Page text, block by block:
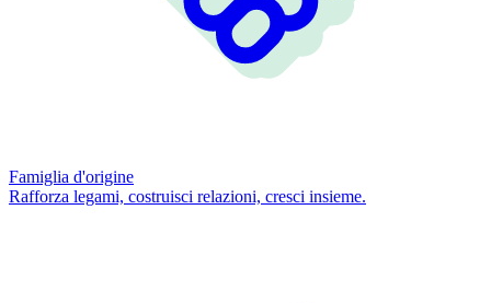
Famiglia d'origine
Rafforza legami, costruisci relazioni, cresci insieme.